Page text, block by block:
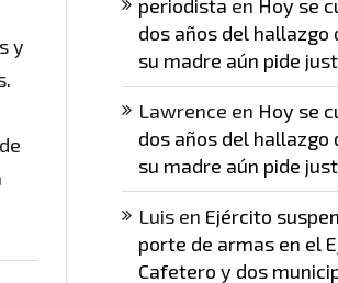
y
periodista en Hoy se
dos años del hallazgo
su madre aún pide
Lawrence en Hoy se
dos años del hallazgo
su madre aún pide
Luisen Ejército
porte de armas en el
Cafetero y dos